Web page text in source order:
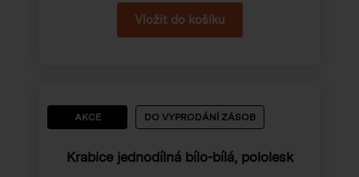
AKCE DO VYPRODÁNÍ ZÁSOB
Krabice jednodílná bílo-bílá, pololesk